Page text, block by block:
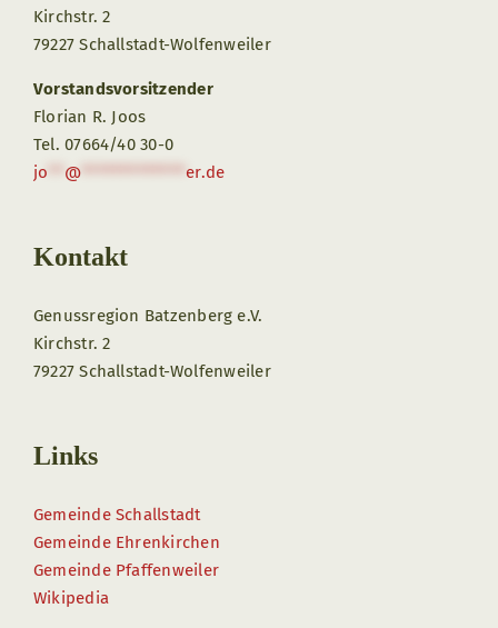
Kirchstr. 2
79227 Schallstadt-Wolfenweiler
Vorstandsvorsitzender
Florian R. Joos
Tel. 07664/40 30-0
jo
@ er.de
Kontakt
Genussregion Batzenberg e.V.
Kirchstr. 2
79227 Schallstadt-Wolfenweiler
Links
Gemeinde Schallstadt
Gemeinde Ehrenkirchen
Gemeinde Pfaffenweiler
Wikipedia